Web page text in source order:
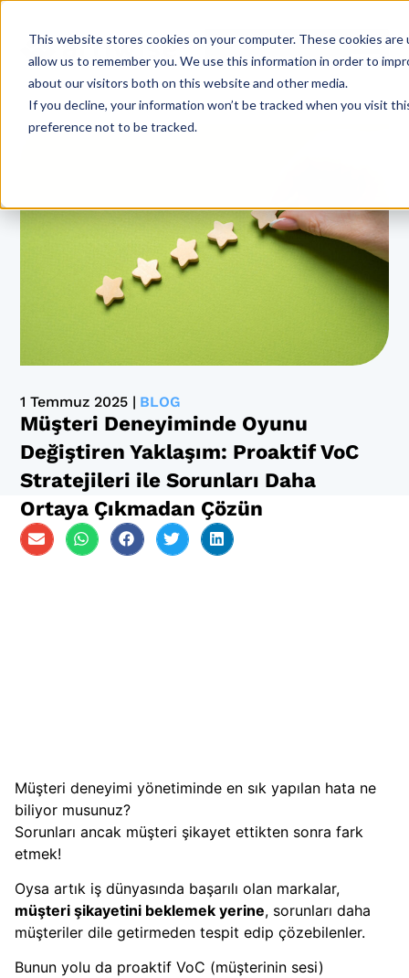
This website stores cookies on your computer. These cookies
allow us to remember you. We use this information in order to
about our visitors both on this website and other media.
If you decline, your information won’t be tracked when you visit
preference not to be tracked.
1 Temmuz 2025 | BLOG
Müşteri Deneyiminde Oyunu
Değiştiren Yaklaşım: Proaktif VoC
Stratejileri ile Sorunları Daha
Ortaya Çıkmadan Çözün
Müşteri deneyimi yönetiminde en sık yapılan hata ne
biliyor musunuz?
Sorunları ancak müşteri şikayet ettikten sonra fark
etmek!
Oysa artık iş dünyasında başarılı olan markalar,
müşteri şikayetini beklemek yerine, sorunları daha
müşteriler dile getirmeden tespit edip çözebilenler.
Bunun yolu da proaktif VoC (müşterinin sesi)